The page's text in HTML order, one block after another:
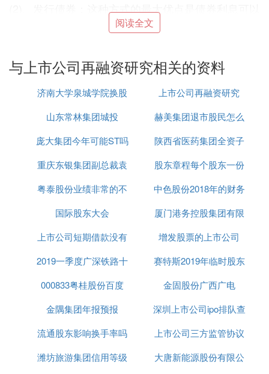
(2)、发行债券：这种方式的最大优点是债券利息可以
在企业缴纳所得税前扣除，减轻了企业的税负。此
进行融资相比，发行债券可以避免稀
会影响企业的资本结构，降低企业的信誉，增加且再
二，权益性融资：指企业通过发行股票融资或者通过
换股方式来进行并购。权益性融资主要可以通过发行
(1)、发行股票：指企业发行新股或向原股东配售新股
筹集。资金进行并购价款支付，发行股票融资方式的
优点是不会增加企业的负债。发行股票融资有利于企
业资产规模的扩大，也增加了企业的再融资能力，缺
外，由于股息要在企业缴纳所得税之后支付，这就增
加了企业的税负。(2)、换股并购：指收购方以本身股
资的不同方式又可以分为增资换股、库藏股换股，母
公司与子公司交叉换股等。特点是它可以使企业避免
大量现金短期流出的压力，降低并购所引发的企业流
动性风险，使收购不受并购规模的限制。另外，在会
股并购的弊端在于法规上的限制，审批手续负债，时
间花费又长。
阅读全文
与上市公司再融资研究相关的资料
济南大学泉城学院换股
东了
上市公司再融资研究
山东常林集团城投
赫美集团退市股民怎么
办
庞大集团今年可能ST吗
陕西省医药集团全资子
公司
重庆东银集团副总裁袁
军
股东章程每个股东一份
粤泰股份业绩非常的不
理想
中色股份2018年的财务
报表
国际股东大会
厦门港务控股集团有限
公司招聘
上市公司短期借款没有
增发股票的上市公司
2019一季度广深铁路十
大股东
赛特斯2019年临时股东
大会时间
000833粤桂股份百度
金固股份广西广电
金隅集团年报预报
深圳上市公司ipo排队查
询
流通股东影响换手率吗
上市公司三方监管协议
签署时间
潍坊旅游集团信用等级
大唐新能源股份有限公